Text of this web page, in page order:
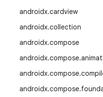
androidx.cardview
androidx.collection
androidx.compose
androidx.compose.
androidx.compose.
androidx.compose.